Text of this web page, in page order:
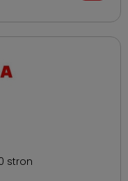
stron